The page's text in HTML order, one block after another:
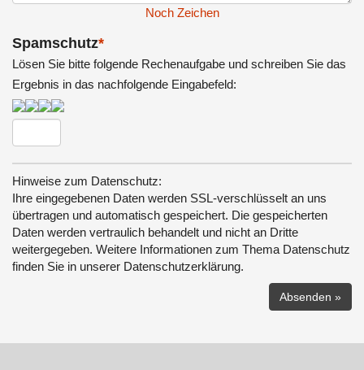
Noch Zeichen
Spamschutz*
Lösen Sie bitte folgende Rechenaufgabe und schreiben Sie das
Ergebnis in das nachfolgende Eingabefeld:
Hinweise zum Datenschutz:
Ihre eingegebenen Daten werden SSL-verschlüsselt an uns
übertragen und automatisch gespeichert. Die gespeicherten
Daten werden vertraulich behandelt und nicht an Dritte
weitergegeben. Weitere Informationen zum Thema Datenschutz
finden Sie in unserer Datenschutzerklärung.